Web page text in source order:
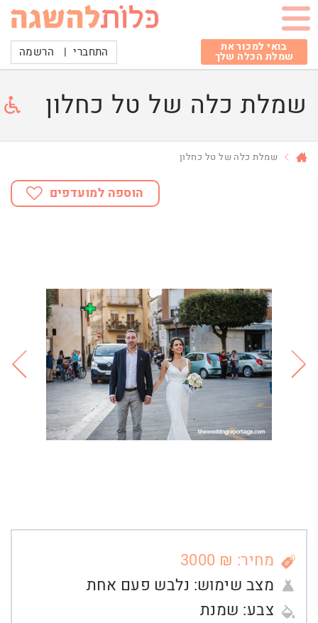
בואי למכור את
שמלת הכלה שלך התחברי | הרשמה
שמלת כלה של טל כחלון
שמלת כלה של טל כחלון
הוספה למועדפים
מחיר: ₪ 3000
מצב שימוש: נלבש פעם אחת
צבע: שמנת